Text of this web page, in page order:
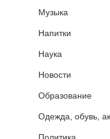
Музыка
Напитки
Наука
Новости
Образование
Одежда, обувь,
Политика